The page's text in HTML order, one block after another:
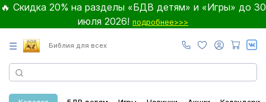
🔥 Скидка 20% на разделы «БДВ детям» и «Игры» до 30
июля 2026! подробнее>>>
☰ Библия для всех